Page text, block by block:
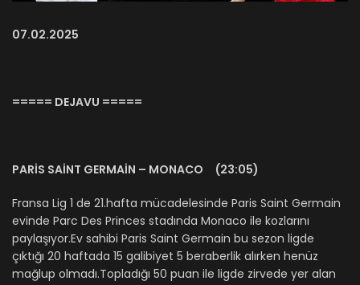
07.02.2025
===== DEJAVU =====
PARİS SAİNT GERMAİN – MONACO (23:05)
Fransa Lig 1 de 21.hafta mücadelesinde Paris Saint Germain
evinde Parc Des Princes stadında Monaco ile kozlarını
paylaşıyor.Ev sahibi Paris Saint Germain bu sezon ligde
çıktığı 20 haftada 15 galibiyet 5 beraberlik alırken henüz
mağlup olmadı.Topladığı 50 puan ile ligde zirvede yer alan